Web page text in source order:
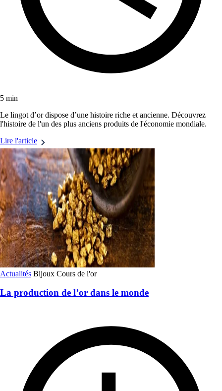
5 min
Le lingot d’or dispose d’une histoire riche et ancienne. Découvrez
l'histoire de l'un des plus anciens produits de l'économie mondiale.
Lire l'article
Actualités Bijoux Cours de l'or
La production de l’or dans le monde